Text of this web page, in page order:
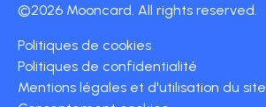
©2026 Mooncard. All rights reserved.
Politiques de cookies
Politiques de confidentialité
Mentions légales et d'utilisation du site